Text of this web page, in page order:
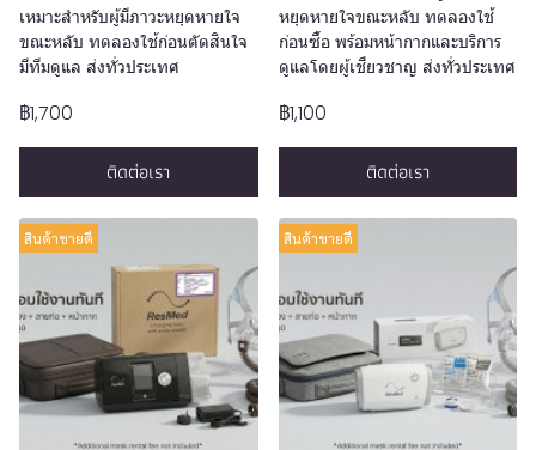
เหมาะสำหรับผู้มีภาวะหยุดหายใจ
ขณะหลับ ทดลองใช้ก่อนตัดสินใจ
มีทีมดูแล ส่งทั่วประเทศ
฿1,700
ติดต่อเรา
หยุดหายใจขณะหลับ ทดลองใช้
ก่อนซื้อ พร้อมหน้ากากและบริการ
ดูแลโดยผู้เชี่ยวชาญ ส่งทั่วประเทศ
฿1,100
ติดต่อเรา
สินค้าขายดี สินค้าขายดี